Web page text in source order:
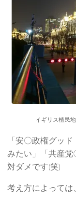
イギリス植民
「安〇政権グッ
みたい」「共産
対ダメです(笑)
考え方によって